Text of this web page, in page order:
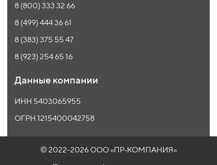
8 (800) 333 32 66
8 (499) 444 36 61
8 (383) 375 55 47
8 (923) 254 65 16
Данные компании
ИНН 5403065955
ОГРН 1215400042758
© 2022-2026 ООО «ПР‑КОМПАНИЯ»